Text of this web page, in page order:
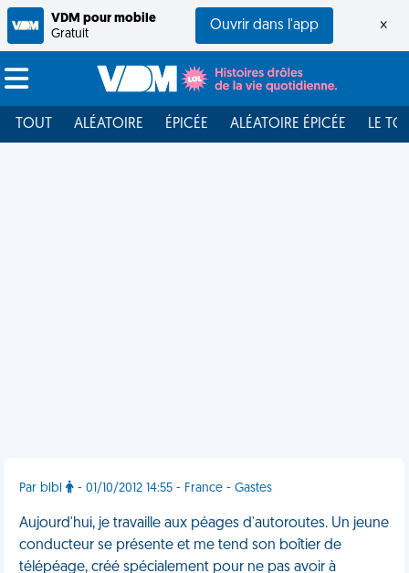
VDM pour mobile
Gratuit
Ouvrir dans l'app ×
TOUT ALÉATOIRE ÉPICÉE ALÉATOIRE ÉPICÉE LE
Par blbl - 01/10/2012 14:55 - France - Gastes
Aujourd'hui, je travaille aux péages d'autoroutes. Un jeune
conducteur se présente et me tend son boîtier de
télépéage, créé spécialement pour ne pas avoir à